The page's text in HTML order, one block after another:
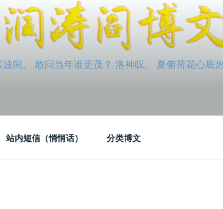
间。 敢问当年谁更茂？ 洛神叹。 夏俯荷花心
站内短信（悄悄话） 分类博文